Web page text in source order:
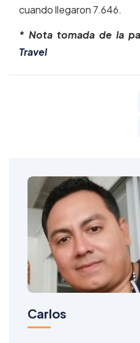
cuando llegaron 7.646.
* Nota tomada de la
Travel
Carlos